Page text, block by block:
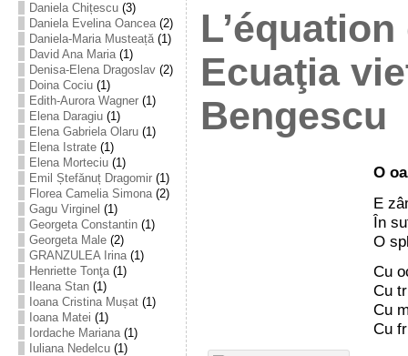
Daniela Chițescu(3)
Daniela Evelina Oancea(2)
Daniela-Maria Musteață(1)
David Ana Maria(1)
Denisa-Elena Dragoslav(2)
Doina Cociu(1)
Edith-Aurora Wagner(1)
Elena Daragiu(1)
Elena Gabriela Olaru(1)
Elena Istrate(1)
Elena Morteciu(1)
Emil Ștefănuț Dragomir(1)
Florea Camelia Simona(2)
Gagu Virginel (1)
Georgeta Constantin(1)
Georgeta Male(2)
GRANZULEA Irina(1)
Henriette Tonţa(1)
Ileana Stan(1)
Ioana Cristina Mușat(1)
Ioana Matei (1)
Iordache Mariana(1)
Iuliana Nedelcu(1)
Ecuaţia
Bengescu
O
E
În
O
Cu
Cu
Cu
Cu